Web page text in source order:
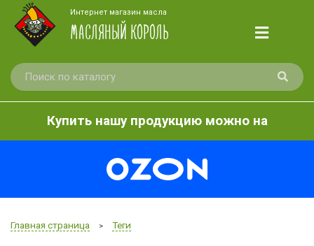
Интернет магазин масла
МАСЛЯНЫЙ КОРОЛЬ
Купить нашу продукцию можно на
Главная страница > Теги